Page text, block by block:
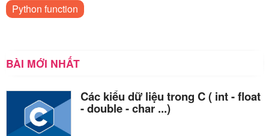
Python function
BÀI MỚI NHẤT
Các kiểu dữ liệu trong C ( int - float
- double - char ...)